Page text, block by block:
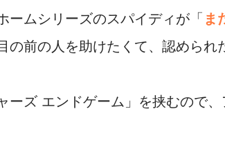
ームシリーズのスパイディが「 ま
の前の人を助けたくて、認めら
ーズ エンドゲーム」を挟むので